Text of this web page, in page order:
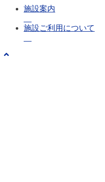
施設案内
施設ご利用について